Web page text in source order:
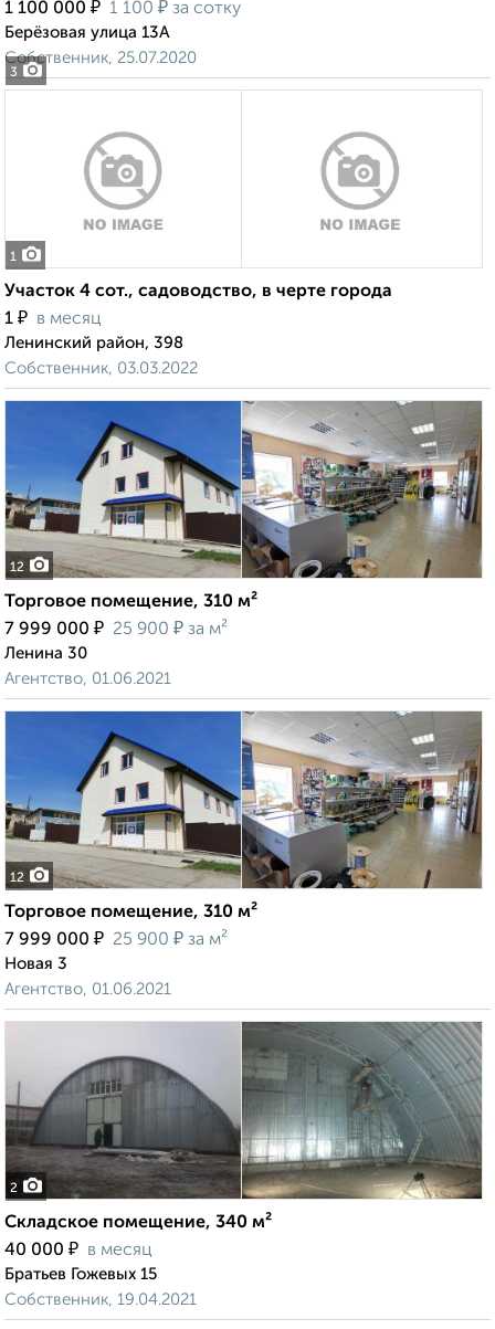
3
1 100 000 ₽ 1 100 ₽ за сотку
Берёзовая улица 13А
Собственник, 25.07.2020
1
Участок 4 сот., садоводство, в черте города
1 ₽ в месяц
Ленинский район, 398
Собственник, 03.03.2022
12
Торговое помещение, 310 м²
7 999 000 ₽ 25 900 ₽ за м²
Ленина 30
Агентство, 01.06.2021
12
Торговое помещение, 310 м²
7 999 000 ₽ 25 900 ₽ за м²
Новая 3
Агентство, 01.06.2021
2
Складское помещение, 340 м²
40 000 ₽ в месяц
Братьев Гожевых 15
Собственник, 19.04.2021